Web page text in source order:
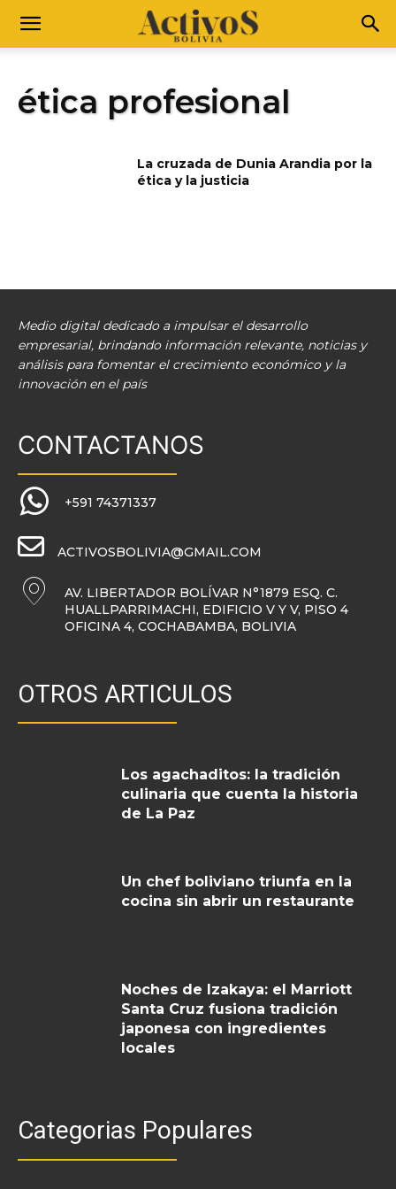
ética profesional
La cruzada de Dunia Arandia por la
ética y la justicia
Medio digital dedicado a impulsar el desarrollo
empresarial, brindando información relevante, noticias y
análisis para fomentar el crecimiento económico y la
innovación en el país
CONTACTANOS
+591 74371337
ACTIVOSBOLIVIA@GMAIL.COM
AV. LIBERTADOR BOLÍVAR N°1879 ESQ. C.
HUALLPARRIMACHI, EDIFICIO V Y V, PISO 4
OFICINA 4, COCHABAMBA, BOLIVIA
OTROS ARTICULOS
Los agachaditos: la tradición
culinaria que cuenta la historia
de La Paz
Un chef boliviano triunfa en la
cocina sin abrir un restaurante
Noches de Izakaya: el Marriott
Santa Cruz fusiona tradición
japonesa con ingredientes
locales
Categorias Populares